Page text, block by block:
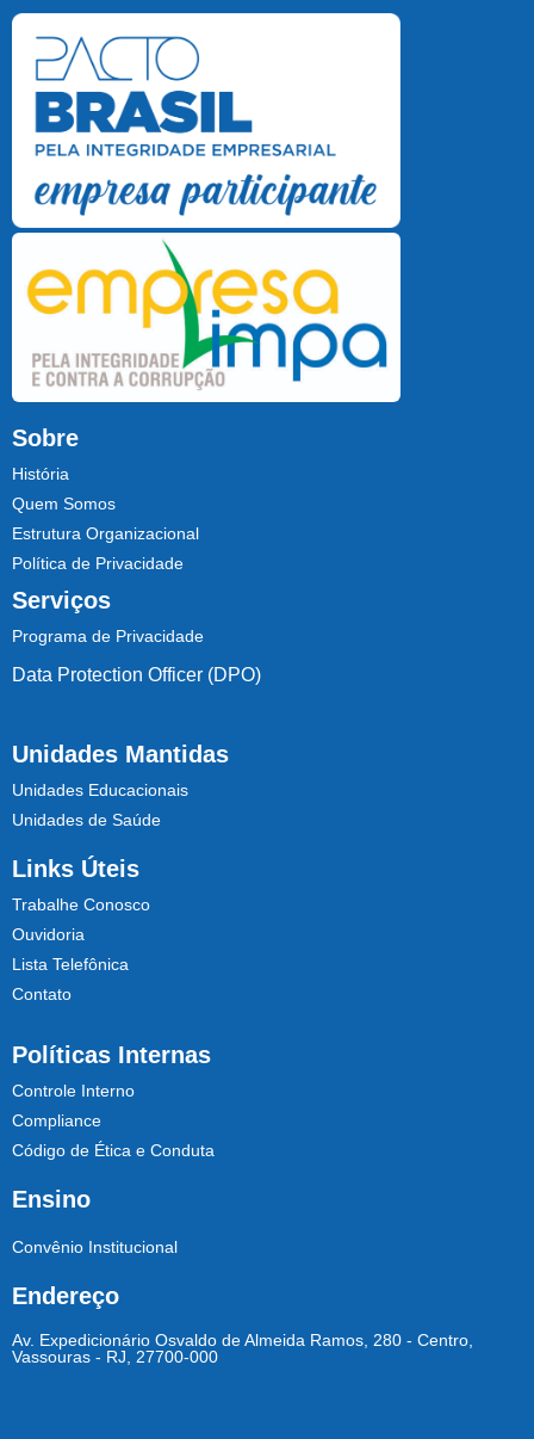
Sobre
História
Quem Somos
Estrutura Organizacional
Política de Privacidade
Serviços
Programa de Privacidade
Data Protection Officer (DPO)
Unidades Mantidas
Unidades Educacionais
Unidades de Saúde
Links Úteis
Trabalhe Conosco
Ouvidoria
Lista Telefônica
Contato
Políticas Internas
Controle Interno
Compliance
Código de Ética e Conduta
Ensino
Convênio Institucional
Endereço
Av. Expedicionário Osvaldo de Almeida Ramos, 280 - Centro,
Vassouras - RJ, 27700-000